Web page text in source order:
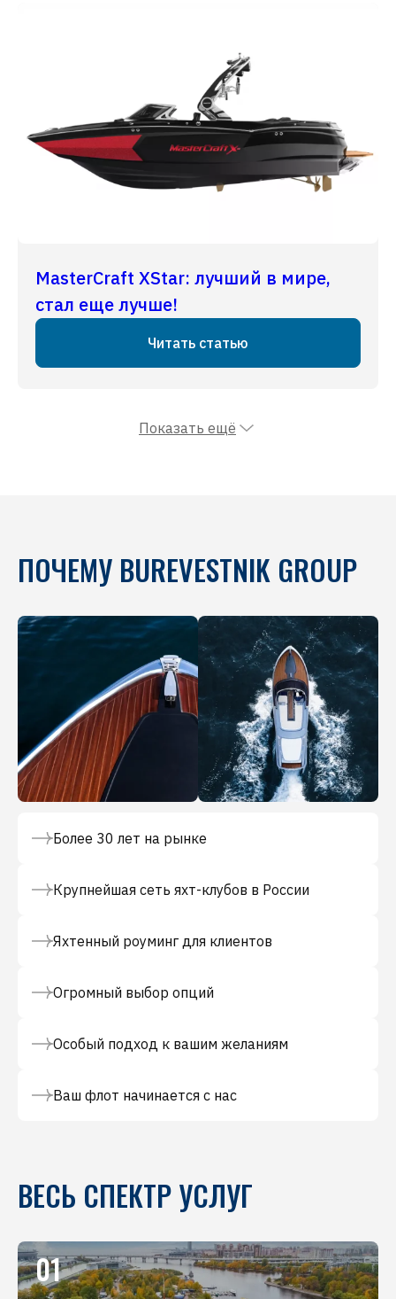
MasterCraft XStar: лучший в мире,
стал еще лучше!
Читать статью
Показать ещё
ПОЧЕМУ BUREVESTNIK GROUP
Более 30 лет на рынке
Крупнейшая сеть яхт-клубов в России
Яхтенный роуминг для клиентов
Огромный выбор опций
Особый подход к вашим желаниям
Ваш флот начинается с нас
ВЕСЬ СПЕКТР УСЛУГ
01